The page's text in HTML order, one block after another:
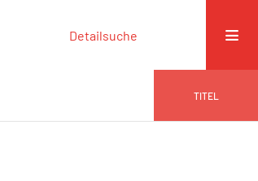
Detailsuche
TITEL